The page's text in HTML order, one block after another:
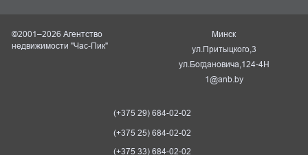
©2001–2026 Агентство
недвижимости "Час-Пик"
Минск
ул.Притыцкого,3
ул.Богдановича,124-4Н
1@anb.by
(+375 29) 684-02-02
(+375 25) 684-02-02
(+375 33) 684-02-02